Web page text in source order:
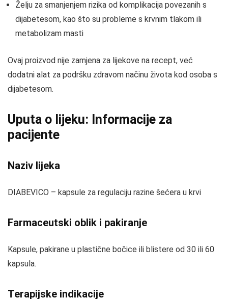
Želju za smanjenjem rizika od komplikacija povezanih s
dijabetesom, kao što su probleme s krvnim tlakom ili
metabolizam masti
Ovaj proizvod nije zamjena za lijekove na recept, već
dodatni alat za podršku zdravom načinu života kod osoba s
dijabetesom.
Uputa o lijeku: Informacije za
pacijente
Naziv lijeka
DIABEVICO – kapsule za regulaciju razine šećera u krvi
Farmaceutski oblik i pakiranje
Kapsule, pakirane u plastične bočice ili blistere od 30 ili 60
kapsula.
Terapijske indikacije